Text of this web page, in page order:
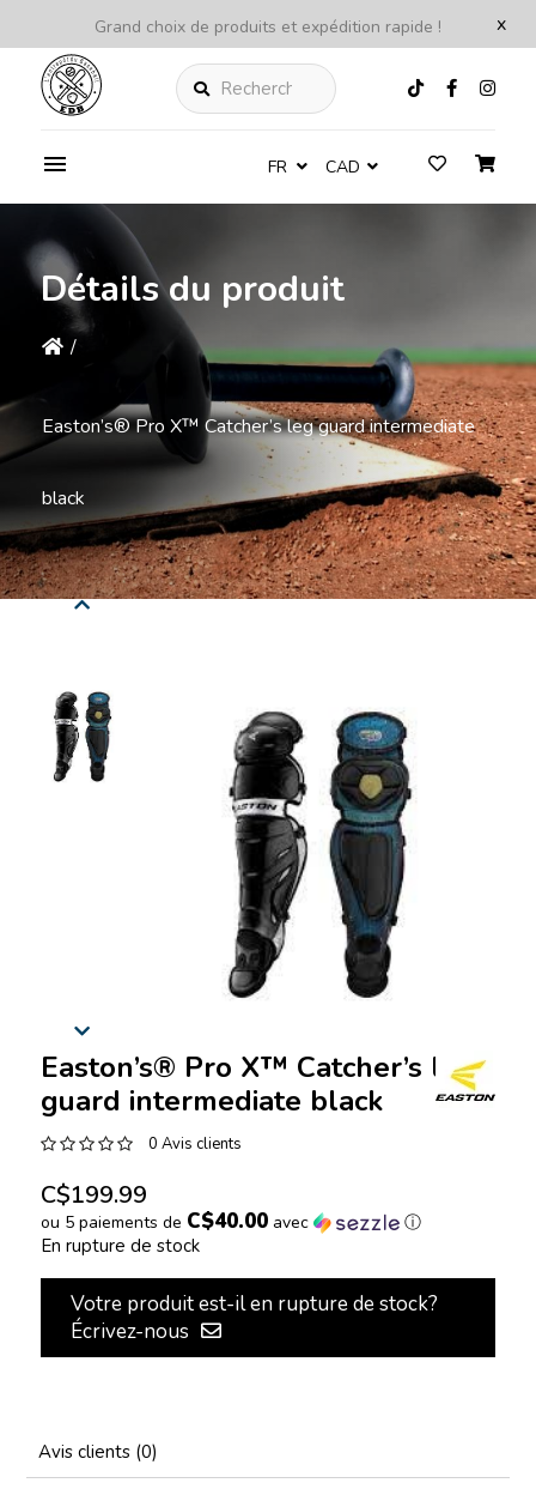
x
Grand choix de produits et expédition rapide !
Rechercher
FR CAD
Détails du produit
/
Easton’s® Pro X™ Catcher’s leg guard intermediate
black
Easton’s® Pro X™ Catcher’s leg
guard intermediate black
0 Avis clients
C$199.99
ou 5 paiements de C$40.00avec ⓘ
En rupture de stock
Votre produit est-il en rupture de stock?
Écrivez-nous
Avis clients (0)